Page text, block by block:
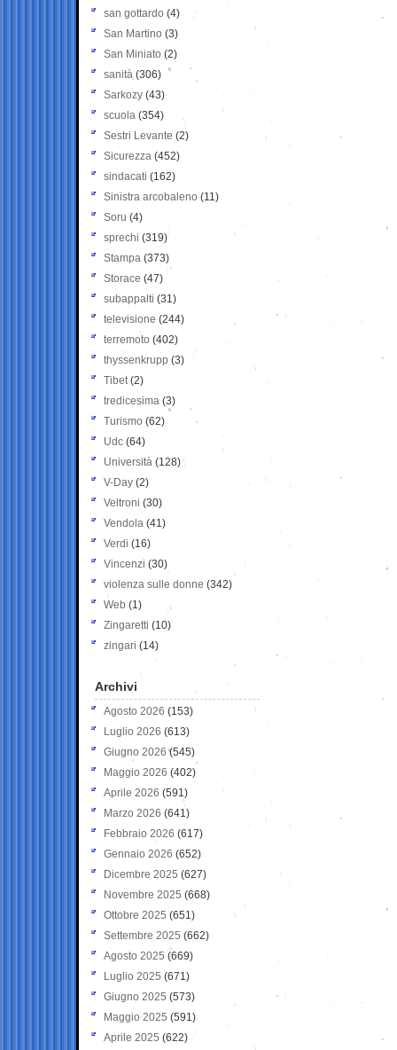
san gottardo (4)
San Martino (3)
San Miniato (2)
sanità (306)
Sarkozy (43)
scuola (354)
Sestri Levante (2)
Sicurezza (452)
sindacati (162)
Sinistra arcobaleno (11)
Soru (4)
sprechi (319)
Stampa (373)
Storace (47)
subappalti (31)
televisione(244)
terremoto (402)
thyssenkrupp (3)
Tibet(2)
tredicesima (3)
Turismo (62)
Udc (64)
Università (128)
V-Day (2)
Veltroni (30)
Vendola (41)
Verdi (16)
Vincenzi (30)
violenza sulle donne (342)
Web (1)
Zingaretti (10)
zingari (14)
Archivi
Agosto 2026 (153)
Luglio 2026 (613)
Giugno 2026 (545)
Maggio 2026 (402)
Aprile 2026 (591)
Marzo 2026 (641)
Febbraio 2026 (617)
Gennaio 2026 (652)
Dicembre 2025 (627)
Novembre 2025 (668)
Ottobre 2025 (651)
Settembre 2025 (662)
Agosto 2025 (669)
Luglio 2025 (671)
Giugno 2025 (573)
Maggio 2025 (591)
Aprile 2025 (622)